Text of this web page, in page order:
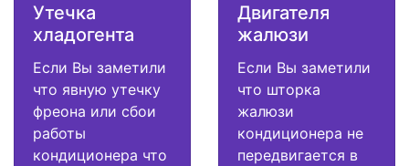
Утечка
хладогента
Если Вы заметили
что явную утечку
фреона или сбои
работы
кондиционера что
Двигателя
жалюзи
Если Вы заметили
что шторка
жалюзи
кондиционера не
передвигается в